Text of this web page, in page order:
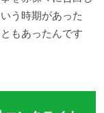
う時期があった
もあったんです